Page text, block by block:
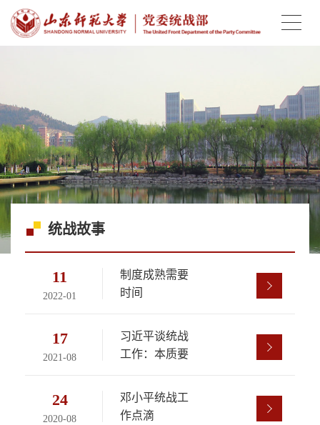
统战故事
11
2022-01
制度成熟需要
时间
17
2021-08
习近平谈统战
工作：本质要
联合
24
2020-08
邓小平统战工
作点滴